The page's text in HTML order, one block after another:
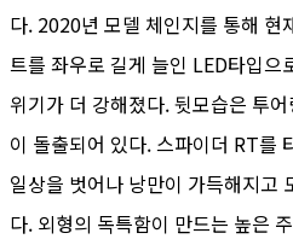
다. 2020년 모델 체인지를 통해 현
트를 좌우로 길게 늘인 LED타입으
위기가 더 강해졌다. 뒷모습은 투
이 돌출되어 있다. 스파이더 RT를
일상을 벗어나 낭만이 가득해지고
다. 외형의 독특함이 만드는 높은